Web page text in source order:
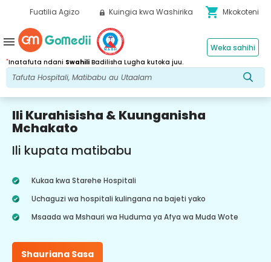
Fuatilia Agizo Kuingia kwa Washirika shopping_cart Mkokoteni
*Inatafuta ndani Swahili Badilisha Lugha kutoka juu.
Weka sahihi
menu
Ili Kurahisisha & Kuunganisha
Mchakato
Ili kupata matibabu
Kukaa kwa Starehe Hospitali
Uchaguzi wa hospitali kulingana na bajeti yako
Msaada wa Mshauri wa Huduma ya Afya wa Muda Wote
Shauriana Sasa